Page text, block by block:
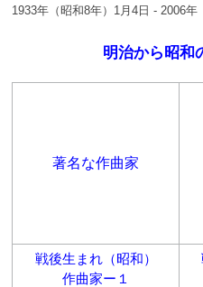
1933年（昭和8年）1月4日 - 2006年
明治から昭和
著名な作曲家
戦後生まれ（昭和）
作曲家ー１